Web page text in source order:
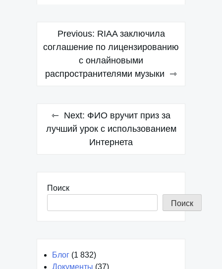
Навигация
по
записям
Previous: RIAA заключила
соглашение по лицензированию
с онлайновыми
распространителями музыки
Next: ФИО вручит приз за
лучший урок с использованием
Интернета
Поиск
Поиск
Блог (1 832)
Документы (37)